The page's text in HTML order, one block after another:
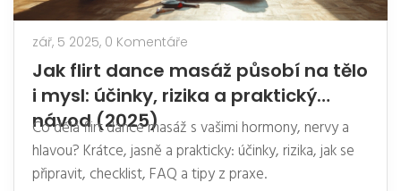
zář, 5 2025, 0 Komentáře
Jak flirt dance masáž působí na tělo
i mysl: účinky, rizika a praktický
návod (2025)
Co dělá flirt dance masáž s vašimi hormony, nervy a
hlavou? Krátce, jasně a prakticky: účinky, rizika, jak se
připravit, checklist, FAQ a tipy z praxe.